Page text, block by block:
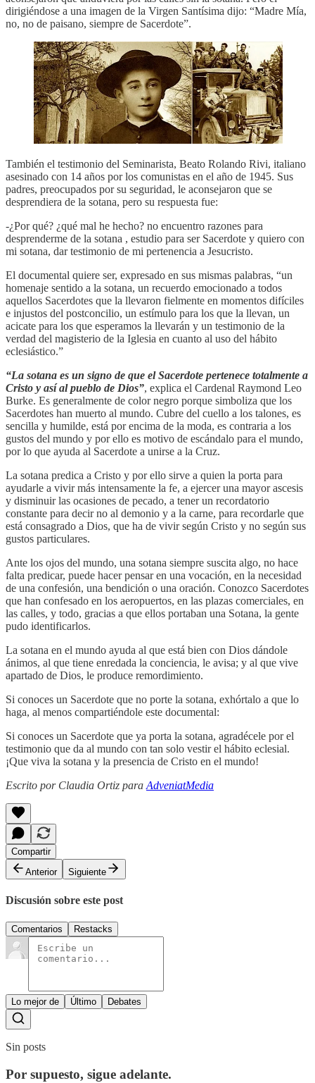
dirigiéndose a una imagen de la Virgen Santísima dijo: “Madre Mía,
no, no de paisano, siempre de Sacerdote”.
También el testimonio del Seminarista, Beato Rolando Rivi, italiano
asesinado con 14 años por los comunistas en el año de 1945. Sus
padres, preocupados por su seguridad, le aconsejaron que se
desprendiera de la sotana, pero su respuesta fue:
-¿Por qué? ¿qué mal he hecho? no encuentro razones para
desprenderme de la sotana , estudio para ser Sacerdote y quiero con
mi sotana, dar testimonio de mi pertenencia a Jesucristo.
El documental quiere ser, expresado en sus mismas palabras, “un
homenaje sentido a la sotana, un recuerdo emocionado a todos
aquellos Sacerdotes que la llevaron fielmente en momentos difíciles
e injustos del postconcilio, un estímulo para los que la llevan, un
acicate para los que esperamos la llevarán y un testimonio de la
verdad del magisterio de la Iglesia en cuanto al uso del hábito
eclesiástico.”
“La sotana es un signo de que el Sacerdote pertenece totalmente a
Cristo y así al pueblo de Dios”, explica el Cardenal Raymond Leo
Burke. Es generalmente de color negro porque simboliza que los
Sacerdotes han muerto al mundo. Cubre del cuello a los talones, es
sencilla y humilde, está por encima de la moda, es contraria a los
gustos del mundo y por ello es motivo de escándalo para el mundo,
por lo que ayuda al Sacerdote a unirse a la Cruz.
La sotana predica a Cristo y por ello sirve a quien la porta para
ayudarle a vivir más intensamente la fe, a ejercer una mayor ascesis
y disminuir las ocasiones de pecado, a tener un recordatorio
constante para decir no al demonio y a la carne, para recordarle que
está consagrado a Dios, que ha de vivir según Cristo y no según sus
gustos particulares.
Ante los ojos del mundo, una sotana siempre suscita algo, no hace
falta predicar, puede hacer pensar en una vocación, en la necesidad
de una confesión, una bendición o una oración. Conozco Sacerdotes
que han confesado en los aeropuertos, en las plazas comerciales, en
las calles, y todo, gracias a que ellos portaban una Sotana, la gente
pudo identificarlos.
La sotana en el mundo ayuda al que está bien con Dios dándole
ánimos, al que tiene enredada la conciencia, le avisa; y al que vive
apartado de Dios, le produce remordimiento.
Si conoces un Sacerdote que no porte la sotana, exhórtalo a que lo
haga, al menos compartiéndole este documental:
Si conoces un Sacerdote que ya porta la sotana, agradécele por el
testimonio que da al mundo con tan solo vestir el hábito eclesial.
¡Que viva la sotana y la presencia de Cristo en el mundo!
Escrito por Claudia Ortiz para AdveniatMedia
Compartir
Anterior
Siguiente
Discusión sobre este post
Comentarios Restacks
Lo mejor de Último Debates
Sin posts
Por supuesto, sigue adelante.